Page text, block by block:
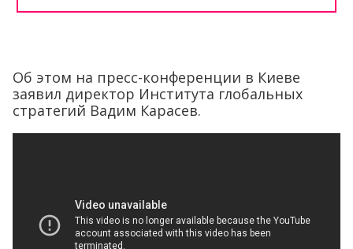
Об этом на пресс-конференции в Киеве
заявил директор Института глобальных
стратегий Вадим Карасев.